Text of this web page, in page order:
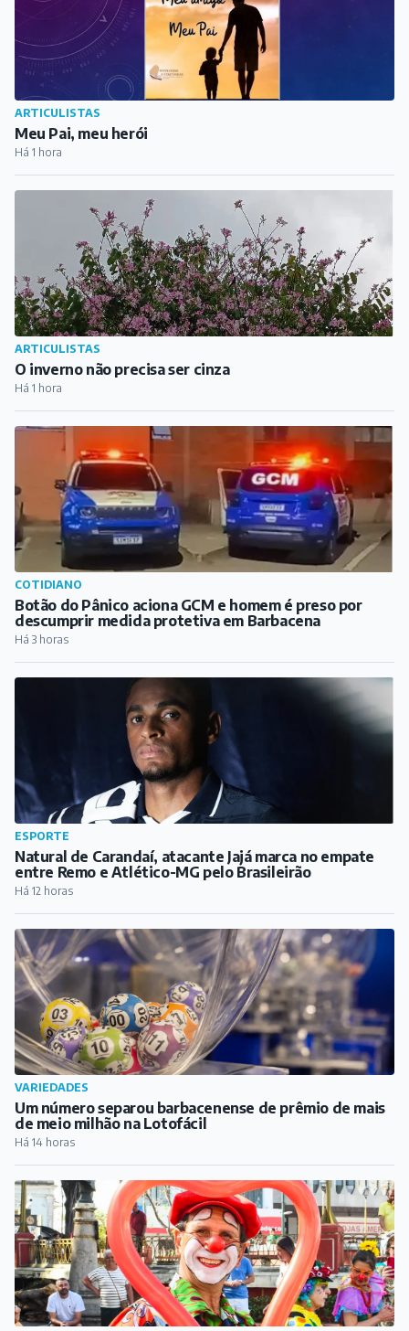
ARTICULISTAS
O inverno não precisa ser cinza
Há 1 hora
COTIDIANO
Botão do Pânico aciona GCM e homem é preso por
descumprir medida protetiva em Barbacena
Há 3 horas
ESPORTE
Natural de Carandaí, atacante Jajá marca no empate
entre Remo e Atlético-MG pelo Brasileirão
Há 12 horas
VARIEDADES
Um número separou barbacenense de prêmio de mais
de meio milhão na Lotofácil
Há 14 horas
CULTURA
DIVERT transforma Praça dos Andradas em palco de
alegria, arte e cultura em Barbacena
Há 14 horas